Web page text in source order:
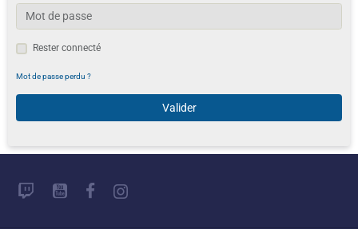
Rester connecté
Mot de passe perdu ?
Valider